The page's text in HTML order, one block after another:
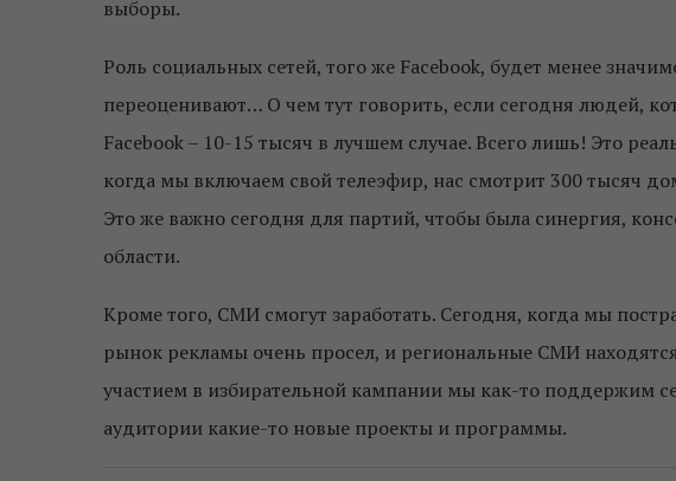
выборы.
Роль социальных сетей, того же Facebook, будет менее
переоценивают… О чем тут говорить, если сегодня людей,
Facebook – 10-15 тысяч в лучшем случае. Всего лишь! Это
когда мы включаем свой телеэфир, нас смотрит 300 тысяч
Это же важно сегодня для партий, чтобы была синергия,
области.
Кроме того, СМИ смогут заработать. Сегодня, когда мы
рынок рекламы очень просел, и региональные СМИ
участием в избирательной кампании мы как-то поддержим
аудитории какие-то новые проекты и программы.